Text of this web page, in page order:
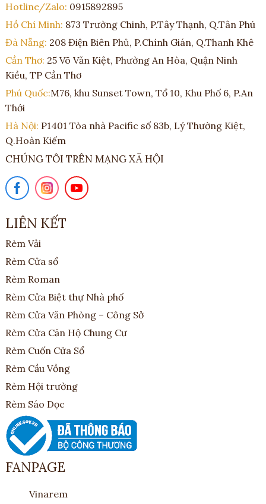
Hotline/Zalo: 0915892895
Hồ Chí Minh: 873 Trường Chinh, P.Tây Thạnh, Q.Tân Phú
Đà Nẵng: 208 Điện Biên Phủ, P.Chính Gián, Q.Thanh Khê
Cần Thơ: 25 Võ Văn Kiệt, Phường An Hòa, Quận Ninh
Kiều, TP Cần Thơ
Phú Quốc:M76, khu Sunset Town, Tổ 10, Khu Phố 6, P.An
Thới
Hà Nội: P1401 Tòa nhà Pacific số 83b, Lý Thường Kiệt,
Q.Hoàn Kiếm
CHÚNG TÔI TRÊN MẠNG XÃ HỘI
LIÊN KẾT
Rèm Vải
Rèm Cửa sổ
Rèm Roman
Rèm Cửa Biệt thự Nhà phố
Rèm Cửa Văn Phòng – Công Sở
Rèm Cửa Căn Hộ Chung Cư
Rèm Cuốn Cửa Sổ
Rèm Cầu Vồng
Rèm Hội trường
Rèm Sáo Dọc
FANPAGE
Vinarem